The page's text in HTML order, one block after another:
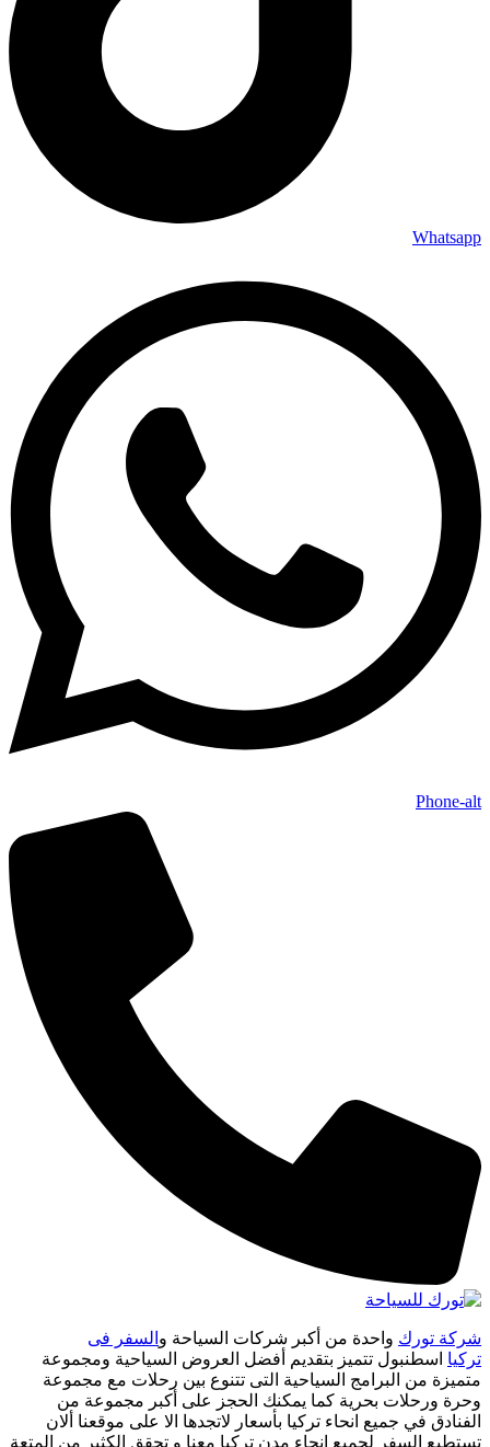
Whatsapp
Phone-alt
شركة تورك واحدة من أكبر شركات السياحة و السفر فى
تركيا اسطنبول تتميز بتقديم أفضل العروض السياحية ومجموعة
متميزة من البرامج السياحية التى تتنوع بين رحلات مع مجموعة
وحرة ورحلات بحرية كما يمكنك الحجز على أكبر مجموعة من
الفنادق في جميع انحاء تركيا بأسعار لاتجدها الا على موقعنا ألان
تستطيع السفر لجميع انحاء مدن تركيا معنا و تحقق الكثير من المتعة